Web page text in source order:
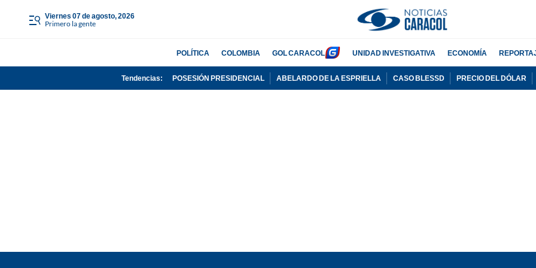
viernes 07 de agosto, 2026
Primero la gente
POLÍTICA COLOMBIA GOL CARACOL UNIDAD INVESTIGATIVA ECONOMÍA
Tendencias: POSESIÓN PRESIDENCIAL ABELARDO DE LA ESPRIELLA CASO BLESSD PRECIO DEL DÓLAR